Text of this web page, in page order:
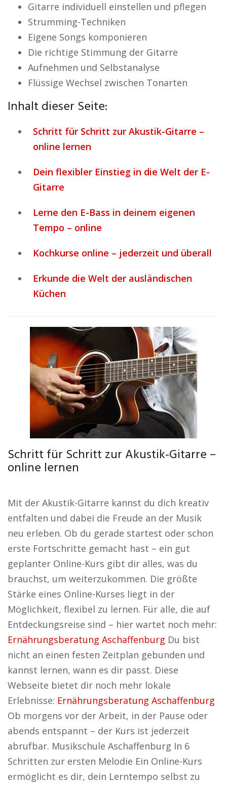
Gitarre individuell einstellen und pflegen
Strumming-Techniken
Eigene Songs komponieren
Die richtige Stimmung der Gitarre
Aufnehmen und Selbstanalyse
Flüssige Wechsel zwischen Tonarten
Inhalt dieser Seite:
Schritt für Schritt zur Akustik-Gitarre –
online lernen
Dein flexibler Einstieg in die Welt der E-
Gitarre
Lerne den E-Bass in deinem eigenen
Tempo – online
Kochkurse online – jederzeit und überall
Erkunde die Welt der ausländischen
Küchen
Schritt für Schritt zur Akustik-Gitarre –
online lernen
Mit der Akustik-Gitarre kannst du dich kreativ
entfalten und dabei die Freude an der Musik
neu erleben. Ob du gerade startest oder schon
erste Fortschritte gemacht hast – ein gut
geplanter Online-Kurs gibt dir alles, was du
brauchst, um weiterzukommen. Die größte
Stärke eines Online-Kurses liegt in der
Möglichkeit, flexibel zu lernen. Für alle, die auf
Entdeckungsreise sind – hier wartet noch mehr:
Ernährungsberatung Aschaffenburg Du bist
nicht an einen festen Zeitplan gebunden und
kannst lernen, wann es dir passt. Diese
Webseite bietet dir noch mehr lokale
Erlebnisse: Ernährungsberatung Aschaffenburg
Ob morgens vor der Arbeit, in der Pause oder
abends entspannt – der Kurs ist jederzeit
abrufbar. Musikschule Aschaffenburg In 6
Schritten zur ersten Melodie Ein Online-Kurs
ermöglicht es dir, dein Lerntempo selbst zu